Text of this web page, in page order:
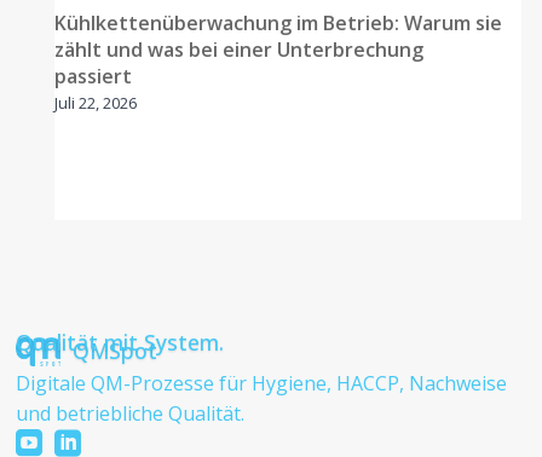
Kühlkettenüberwachung im Betrieb: Warum sie
zählt und was bei einer Unterbrechung
passiert
Juli 22, 2026
QMSpot
Qualität mit System.
Digitale QM-Prozesse für Hygiene, HACCP, Nachweise
und betriebliche Qualität.

